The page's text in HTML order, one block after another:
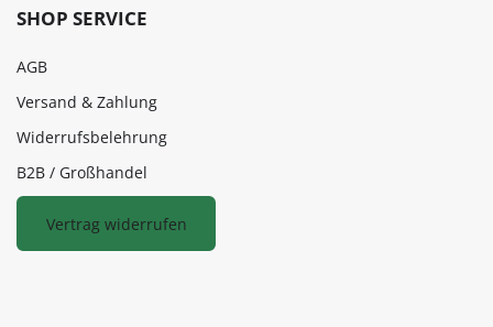
SHOP SERVICE
AGB
Versand & Zahlung
Widerrufsbelehrung
B2B / Großhandel
Vertrag widerrufen